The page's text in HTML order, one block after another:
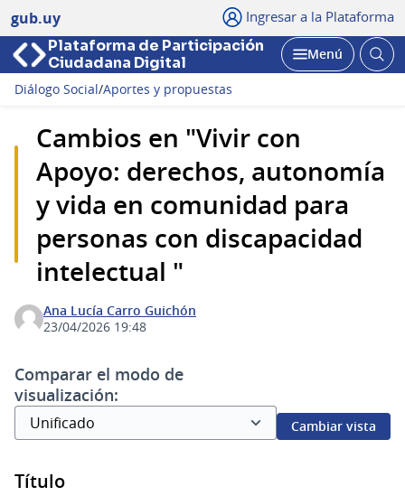
gub.uy Ingresar a la Plataforma
Plataforma de Participación
Ciudadana Digital
Abrir
Menú
Diálogo Social/Aportes y propuestas
Cambios en "Vivir con
Apoyo: derechos, autonomía
y vida en comunidad para
personas con discapacidad
intelectual "
Ana Lucía Carro Guichón
23/04/2026 19:48
Comparar el modo de
visualización:
Cambiar vista
Título